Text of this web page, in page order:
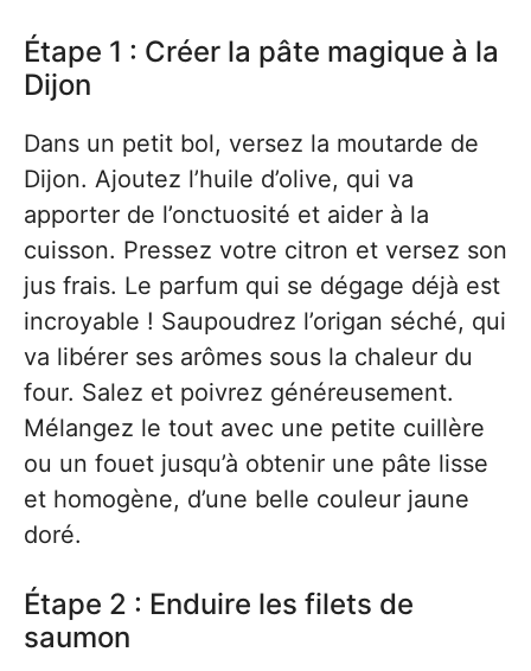
Étape 1 : Créer la pâte magique à la
Dijon
Dans un petit bol, versez la moutarde de
Dijon. Ajoutez l’huile d’olive, qui va
apporter de l’onctuosité et aider à la
cuisson. Pressez votre citron et versez son
jus frais. Le parfum qui se dégage déjà est
incroyable ! Saupoudrez l’origan séché, qui
va libérer ses arômes sous la chaleur du
four. Salez et poivrez généreusement.
Mélangez le tout avec une petite cuillère
ou un fouet jusqu’à obtenir une pâte lisse
et homogène, d’une belle couleur jaune
doré.
Étape 2 : Enduire les filets de
saumon